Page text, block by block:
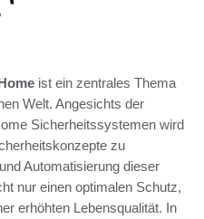
ist ein zentrales Thema
Welt. Angesichts der
Sicherheitssystemen wird
zu
Automatisierung dieser
nur einen optimalen Schutz,
erhöhten Lebensqualität. In